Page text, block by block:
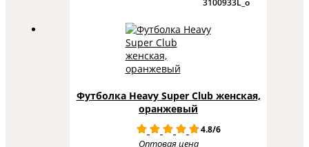
3100933L_o
Футболка Heavy Super Club женская,
оранжевый
4.8/6
Оптовая цена